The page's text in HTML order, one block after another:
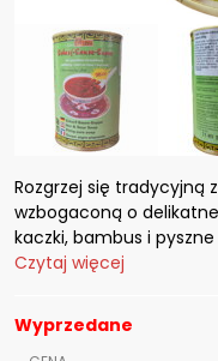
Rozgrzej się tradycyjną
wzbogaconą o
kaczki, bambus i pyszne
Czytaj więcej
Wyprzedane